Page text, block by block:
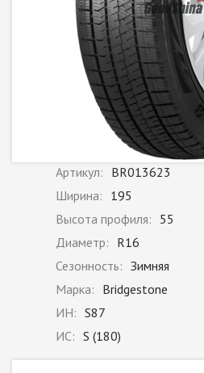
Артикул: BR013623
Ширина: 195
Высота профиля: 55
Диаметр: R16
Сезонность: Зимняя
Марка: Bridgestone
ИН: S87
ИС: S (180)